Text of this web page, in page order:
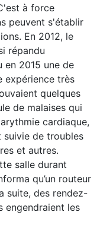
à force
peuvent s'établir
En 2012, le
répandu
en 2015 une de
expérience très
quelques
de malaises qui
cardiaque,
suivie de troubles
et autres.
salle durant
qu’un routeur
suite, des rendez-
engendraient les